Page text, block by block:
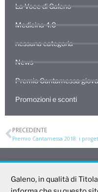
La Voce di Galeno
Medicina 4.0
nessuna categoria
News
Premio Cantamessa
Promozioni e sconti
PRECEDENTE
Galeno
Galeno, in qualità di